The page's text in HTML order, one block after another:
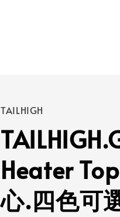
TAILHIGH
Heater
心.四色可